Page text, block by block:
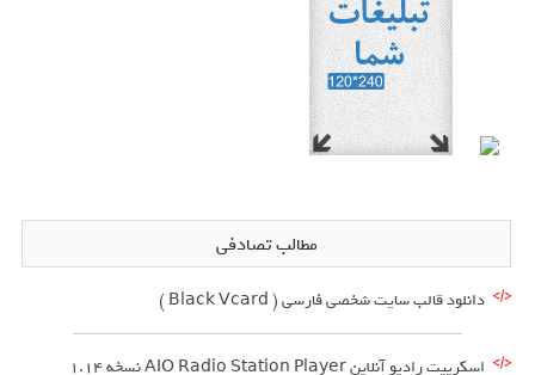
مطالب تصادفی
دانلود قالب سایت شخصی فارسی ( Black Vcard )
اسکریپت رادیو آنلاین AIO Radio Station Player نسخه 1.14